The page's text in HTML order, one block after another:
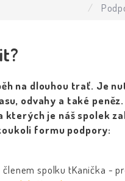
na dlouhou trať. Je
odvahy a také
kterých je náš spolek
formu podpory:
spolku tKanička -